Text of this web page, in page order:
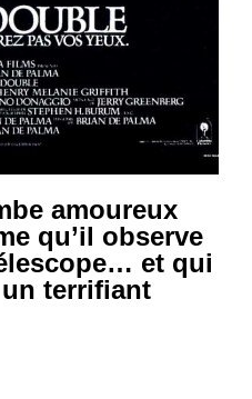
amoureux
qu’il observe
et qui
un terrifiant